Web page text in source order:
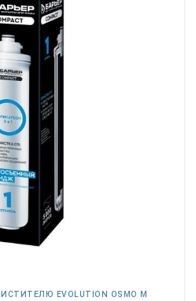
EVOLUTION OSMO M